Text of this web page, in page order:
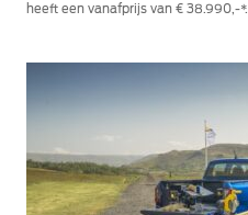
heeft een vanafprijs van € 38.990,-*.